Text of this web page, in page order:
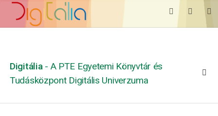
Digitália - A PTE Egyetemi Könyvtár és
Tudásközpont Digitális Univerzuma